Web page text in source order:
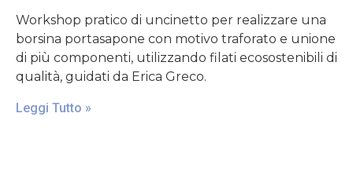
Workshop pratico di uncinetto per realizzare una
borsina portasapone con motivo traforato e unione
di più componenti, utilizzando filati ecosostenibili di
qualità, guidati da Erica Greco.
Leggi Tutto »